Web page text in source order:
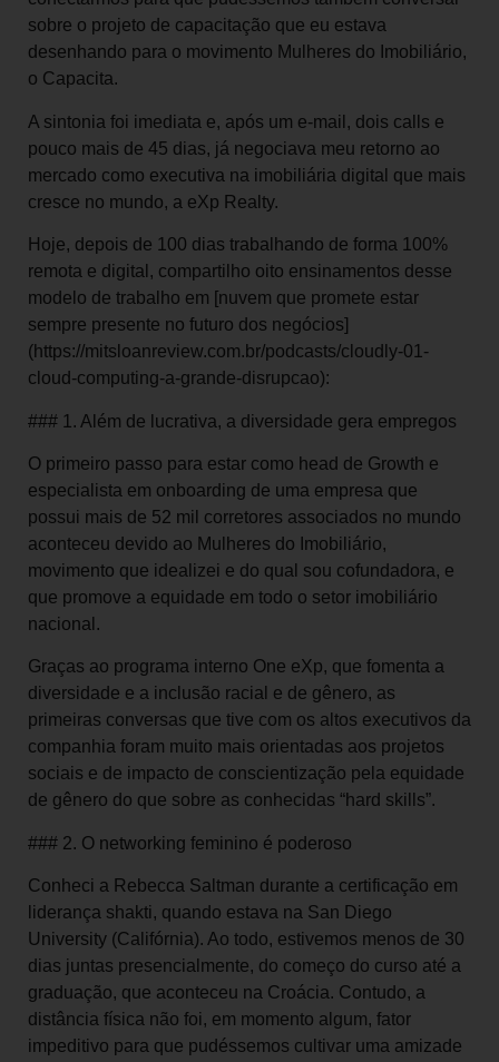
sobre o projeto de capacitação que eu estava
desenhando para o movimento Mulheres do Imobiliário,
o Capacita.
A sintonia foi imediata e, após um e-mail, dois calls e
pouco mais de 45 dias, já negociava meu retorno ao
mercado como executiva na imobiliária digital que mais
cresce no mundo, a eXp Realty.
Hoje, depois de 100 dias trabalhando de forma 100%
remota e digital, compartilho oito ensinamentos desse
modelo de trabalho em [nuvem que promete estar
sempre presente no futuro dos negócios]
(https://mitsloanreview.com.br/podcasts/cloudly-01-
cloud-computing-a-grande-disrupcao):
### 1. Além de lucrativa, a diversidade gera empregos
O primeiro passo para estar como head de Growth e
especialista em onboarding de uma empresa que
possui mais de 52 mil corretores associados no mundo
aconteceu devido ao Mulheres do Imobiliário,
movimento que idealizei e do qual sou cofundadora, e
que promove a equidade em todo o setor imobiliário
nacional.
Graças ao programa interno One eXp, que fomenta a
diversidade e a inclusão racial e de gênero, as
primeiras conversas que tive com os altos executivos da
companhia foram muito mais orientadas aos projetos
sociais e de impacto de conscientização pela equidade
de gênero do que sobre as conhecidas “hard skills”.
### 2. O networking feminino é poderoso
Conheci a Rebecca Saltman durante a certificação em
liderança shakti, quando estava na San Diego
University (Califórnia). Ao todo, estivemos menos de 30
dias juntas presencialmente, do começo do curso até a
graduação, que aconteceu na Croácia. Contudo, a
distância física não foi, em momento algum, fator
impeditivo para que pudéssemos cultivar uma amizade